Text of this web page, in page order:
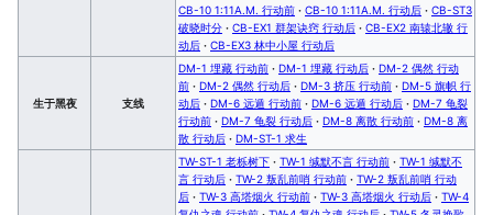
CB-10 1:11A.M. 行动前 · CB-10 1:11A.M. 行动后 · CB-ST3
破晓时分 · CB-EX1 群架诀窍 行动后 · CB-EX2 南辕北辙 行
动后 · CB-EX3 林中小屋 行动后
生于黑夜 支线
DM-1 埋藏 行动前 · DM-1 埋藏 行动后 · DM-2 偶然 行动
前 · DM-2 偶然 行动后 · DM-3 挤压 行动前 · DM-5 旗帜 行
动后 · DM-6 远遁 行动前 · DM-6 远遁 行动后 · DM-7 龟裂
行动前 · DM-7 龟裂 行动后 · DM-8 离散 行动前 · DM-8 离
散 行动后 · DM-ST-1 求生
TW-ST-1 老栎树下 · TW-1 缄默不言 行动前 · TW-1 缄默不
言 行动后 · TW-2 叛乱前哨 行动前 · TW-2 叛乱前哨 行动
后 · TW-3 高塔烟火 行动前 · TW-3 高塔烟火 行动后 · TW-4